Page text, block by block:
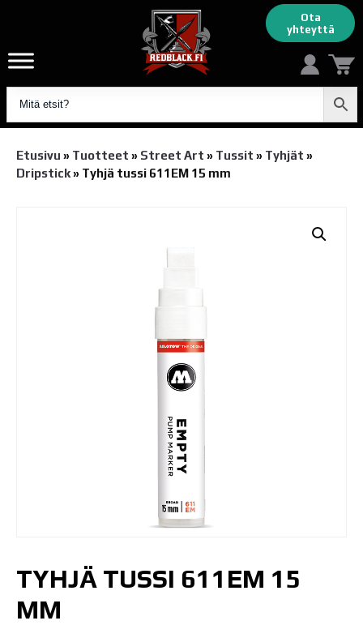
Ota
yhteyttä
Etusivu » Tuotteet » Street Art » Tussit » Tyhjät »
Dripstick» Tyhjä tussi 611EM 15 mm
TYHJÄ TUSSI 611EM 15
MM